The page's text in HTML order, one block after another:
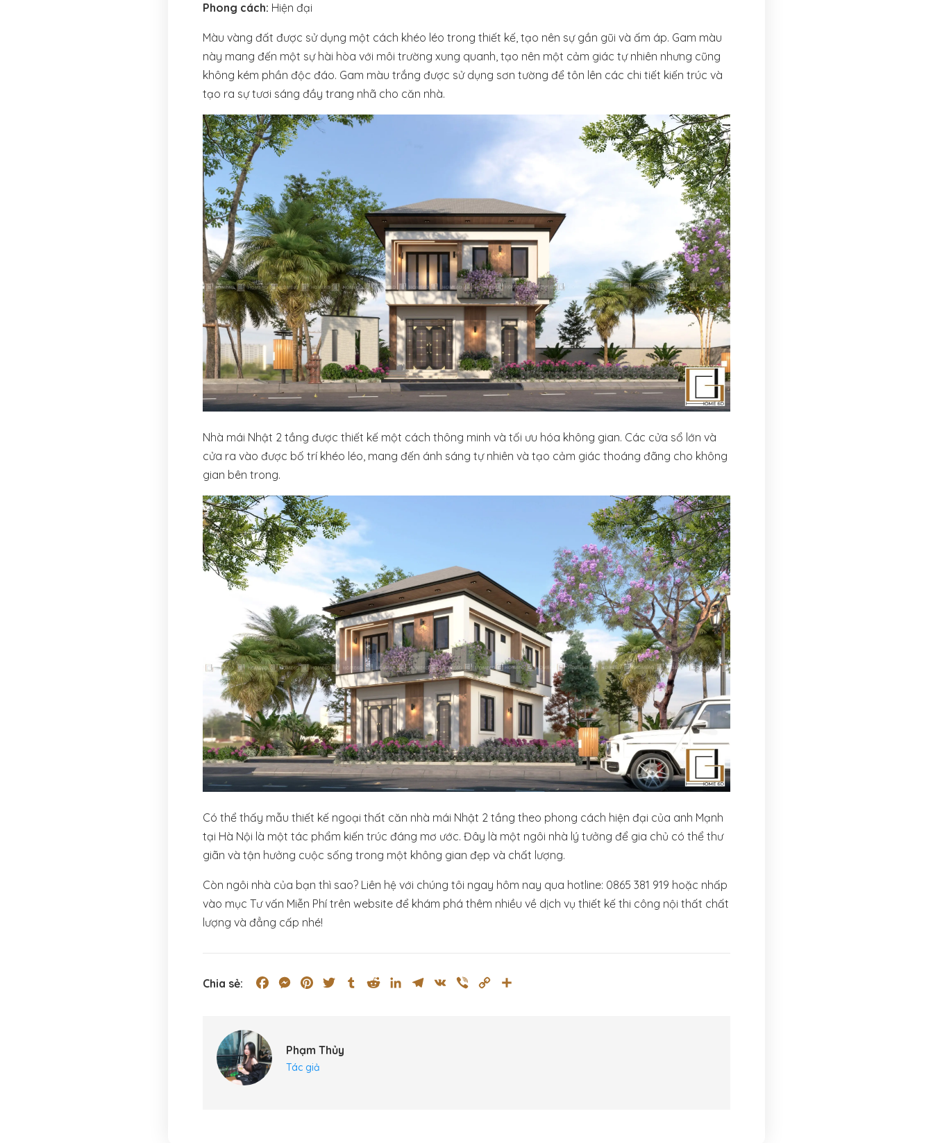
Phong cách: Hiện đại
Màu vàng đất được sử dụng một cách khéo léo trong thiết kế, tạo nên sự gần gũi và ấm áp. Gam màu
này mang đến một sự hài hòa với môi trường xung quanh, tạo nên một cảm giác tự nhiên nhưng cũng
không kém phần độc đáo. Gam màu trắng được sử dụng sơn tường để tôn lên các chi tiết kiến trúc và
tạo ra sự tươi sáng đầy trang nhã cho căn nhà.
Nhà mái Nhật 2 tầng được thiết kế một cách thông minh và tối ưu hóa không gian. Các cửa sổ lớn và
cửa ra vào được bố trí khéo léo, mang đến ánh sáng tự nhiên và tạo cảm giác thoáng đãng cho không
gian bên trong.
Có thể thấy mẫu thiết kế ngoại thất căn nhà mái Nhật 2 tầng theo phong cách hiện đại của anh Mạnh
tại Hà Nội là một tác phẩm kiến trúc đáng mơ ước. Đây là một ngôi nhà lý tưởng để gia chủ có thể thư
giãn và tận hưởng cuộc sống trong một không gian đẹp và chất lượng.
Còn ngôi nhà của bạn thì sao? Liên hệ với chúng tôi ngay hôm nay qua hotline: 0865 381 919 hoặc nhấp
vào mục Tư vấn Miễn Phí trên website để khám phá thêm nhiều về dịch vụ thiết kế thi công nội thất chất
lượng và đẳng cấp nhé!
Chia sẻ: FacebookMessenger
PinterestTwitterTumblrRedditLinkedInTelegram
VK Viber
Copy
Phạm Thủy
Tác giả